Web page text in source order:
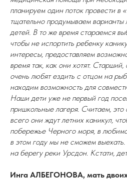
планируем один поток провести в
тщательно продумываем варианты
детей. В то же время стараемся
чтобы не испортить ребенку
интересы, предоставляем
время так, как они хотят.
очень любят ездить с отцом на
находим возможность для
Наши дети уже не первый год
пришкольные лагеря. Считаем,
всего они ждут летних каникул,
побережье Черного моря, в
в этом году мы не сможем выехать.
на берегу реки Урсдон. Кстати,
Инга АЛБЕГОНОВА, мать